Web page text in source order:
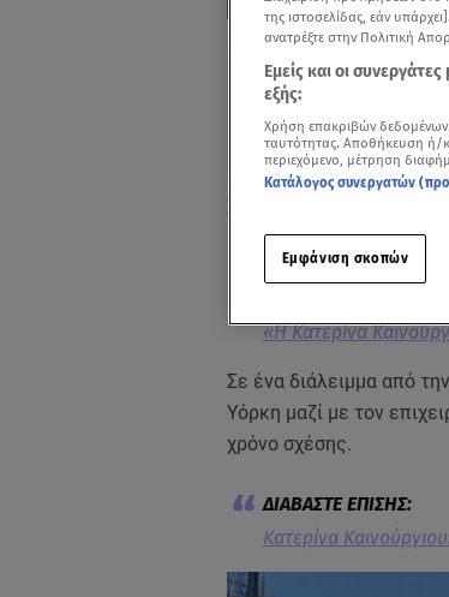
Κατερίνα Καινούργιου: Μας
Δείτε
Στη Νέα Υόρκη θα
Παναγιώτης Κουτσουμπής
«Η Κατερίνα
Σε ένα διάλειμμα από
Υόρκη μαζί με τον
χρόνο σχέσης.
Κατερίνα
της ιστοσελίδας, εάν
ανατρέξτε στην Πολιτική
Εμείς και οι
εξής:
Χρήση επακριβών
ταυτότητας. Αποθήκευση ή/
περιεχόμενο, μέτρηση
Κατάλογος συνεργατών
Εμφάνιση σκοπών